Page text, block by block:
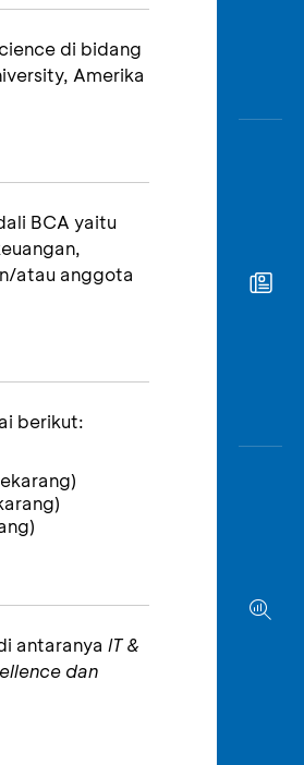
di bidang
Amerika
BCA yaitu
atau anggota
berikut:
antaranya IT &
dan